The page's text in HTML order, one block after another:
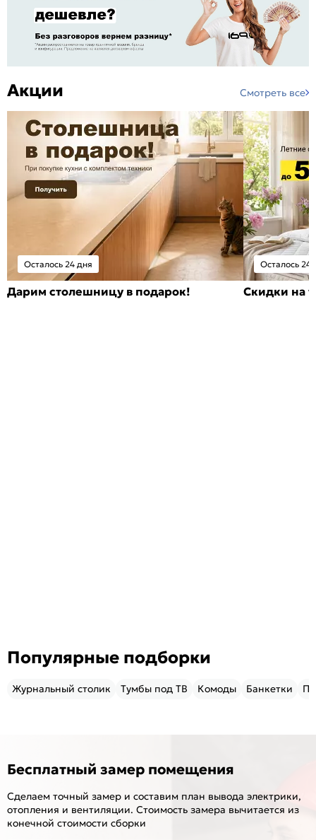
Акции Смотреть все
Осталось 24 дня
Дарим столешницу в подарок!
Осталось 24
Скидки на
Популярные подборки
Журнальный столик Тумбы под ТВ Комоды Банкетки
Бесплатный замер помещения
Сделаем точный замер и составим план вывода электрики,
отопления и вентиляции. Стоимость замера вычитается из
конечной стоимости сборки